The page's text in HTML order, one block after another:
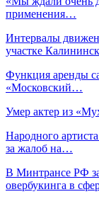
применения…
Интервалы
участке
Функция аренды
«Московский…
Умер актер из
Народного
за жалоб на…
В Минтрансе РФ
овербукинга в